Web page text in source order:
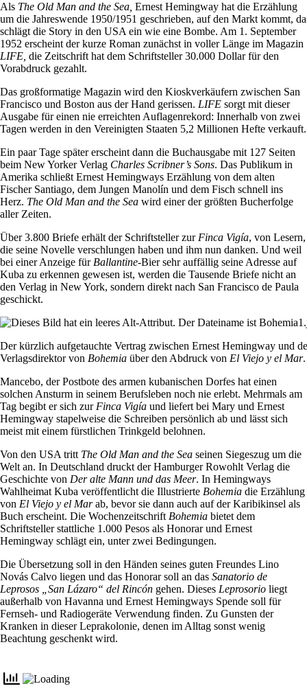
Als The Old Man and the Sea, Ernest Hemingway hat die Erzählung
um die Jahreswende 1950/1951 geschrieben, auf den Markt kommt, da
schlägt die Story in den USA ein wie eine Bombe. Am 1. September
1952 erscheint der kurze Roman zunächst in voller Länge im Magazin
LIFE, die Zeitschrift hat dem Schriftsteller 30.000 Dollar für den
Vorabdruck gezahlt.
Das großformatige Magazin wird den Kioskverkäufern zwischen San
Francisco und Boston aus der Hand gerissen. LIFE sorgt mit dieser
Ausgabe für einen nie erreichten Auflagenrekord: Innerhalb von zwei
Tagen werden in den Vereinigten Staaten 5,2 Millionen Hefte verkauft.
Ein paar Tage später erscheint dann die Buchausgabe mit 127 Seiten
beim New Yorker Verlag Charles Scribner’s Sons. Das Publikum in
Amerika schließt Ernest Hemingways Erzählung von dem alten
Fischer Santiago, dem Jungen Manolín und dem Fisch schnell ins
Herz. The Old Man and the Sea wird einer der größten Bucherfolge
aller Zeiten.
Über 3.800 Briefe erhält der Schriftsteller zur Finca Vigía, von Lesern,
die seine Novelle verschlungen haben und ihm nun danken. Und weil
bei einer Anzeige für Ballantine-Bier sehr auffällig seine Adresse auf
Kuba zu erkennen gewesen ist, werden die Tausende Briefe nicht an
den Verlag in New York, sondern direkt nach San Francisco de Paula
geschickt.
Der kürzlich aufgetauchte Vertrag zwischen Ernest Hemingway und
Verlagsdirektor von Bohemia über den Abdruck von El Viejo y el Mar.
Mancebo, der Postbote des armen kubanischen Dorfes hat einen
solchen Ansturm in seinem Berufsleben noch nie erlebt. Mehrmals am
Tag begibt er sich zur Finca Vigía und liefert bei Mary und Ernest
Hemingway stapelweise die Schreiben persönlich ab und lässt sich
meist mit einem fürstlichen Trinkgeld belohnen.
Von den USA tritt The Old Man and the Sea seinen Siegeszug um die
Welt an. In Deutschland druckt der Hamburger Rowohlt Verlag die
Geschichte von Der alte Mann und das Meer. In Hemingways
Wahlheimat Kuba veröffentlicht die Illustrierte Bohemia die Erzählung
von El Viejo y el Marab, bevor sie dann auch auf der Karibikinsel als
Buch erscheint. Die Wochenzeitschrift Bohemia bietet dem
Schriftsteller stattliche 1.000 Pesos als Honorar und Ernest
Hemingway schlägt ein, unter zwei Bedingungen.
Die Übersetzung soll in den Händen seines guten Freundes Lino
Novás Calvo liegen und das Honorar soll an das Sanatorio de
Leprosos „San Lázaro“ del Rincón gehen. Dieses Leprosorio liegt
außerhalb von Havanna und Ernest Hemingways Spende soll für
Fernseh- und Radiogeräte Verwendung finden. Zu Gunsten der
Kranken in dieser Leprakolonie, denen im Alltag sonst wenig
Beachtung geschenkt wird.